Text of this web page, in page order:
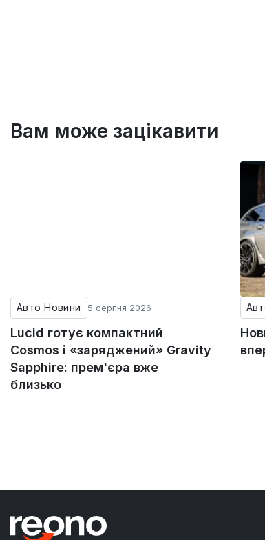
Вам може зацікавити
Авто Новини 5 серпня 2026
Lucid готує компактний
Cosmos і «заряджений» Gravity
Sapphire: прем'єра вже
близько